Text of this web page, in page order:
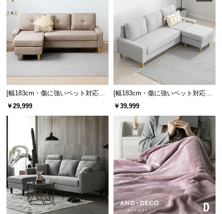
客
様
ポ
ー
ト
ら
せ
[幅183cm・傷に強いペット対応生
地も] 3人掛けカウチソファ 組換え
可能 L字型 北欧デザイン
￥29,999
[幅183cm・傷に強いペット対応生
地] 3人掛けカウチソファ 組換え可
能 L字型 北欧デザイン
￥39,999